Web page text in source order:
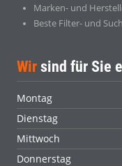
Marken- und
Beste Filter- und
Wir sind für Sie
Montag
Dienstag
Mittwoch
Donnerstag